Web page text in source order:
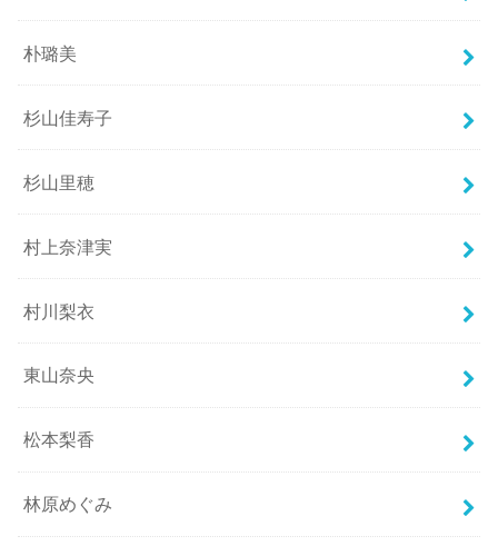
朴璐美
杉山佳寿子
杉山里穂
村上奈津実
村川梨衣
東山奈央
松本梨香
林原めぐみ